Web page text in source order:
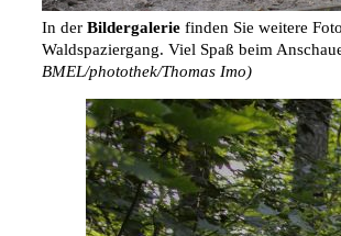
In der Bildergalerie finden Sie weitere
Waldspaziergang. Viel Spaß beim
BMEL/photothek/Thomas Imo)